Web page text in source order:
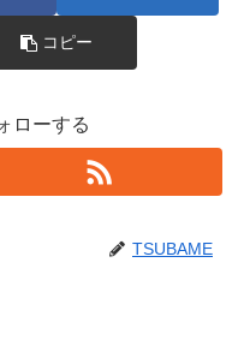
コピー
ローする
TSUBAME